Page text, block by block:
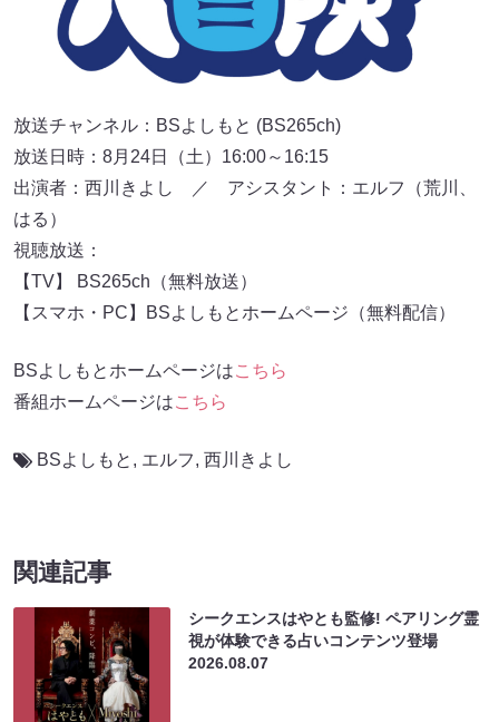
放送チャンネル：BSよしもと (BS265ch)
放送日時：8月24日（土）16:00～16:15
出演者：西川きよし ／ アシスタント：エルフ（荒川、
はる）
視聴放送：
【TV】 BS265ch（無料放送）
【スマホ・PC】BSよしもとホームページ（無料配信）
BSよしもとホームページはこちら
番組ホームページはこちら
BSよしもと , エルフ, 西川きよし
関連記事
シークエンスはやとも監修! ペアリング霊
視が体験できる占いコンテンツ登場
2026.08.07